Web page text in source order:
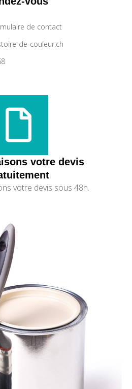
de contact
de-couleur.ch
votre devis
votre devis sous 48h.